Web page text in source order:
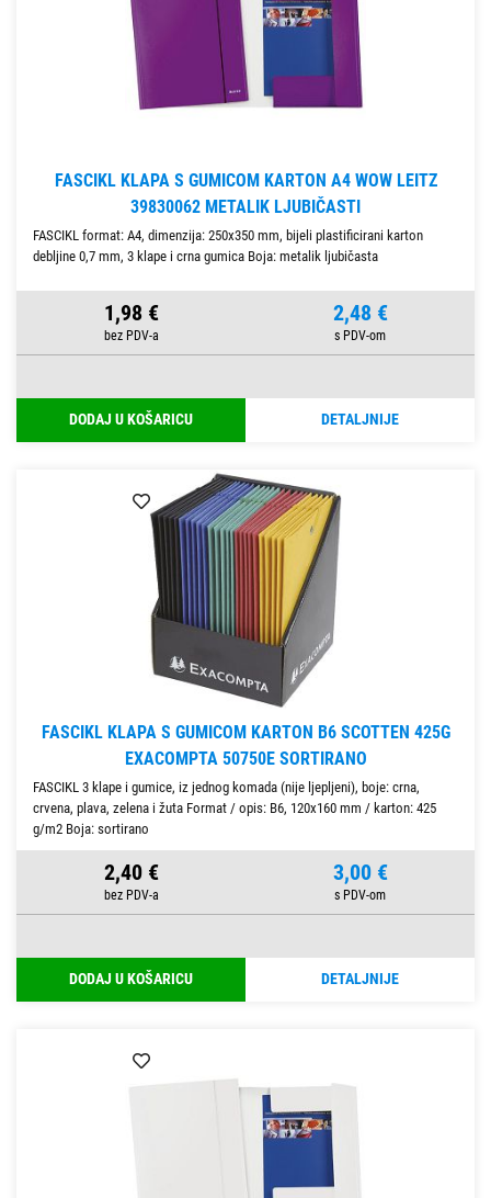
FASCIKL KLAPA S GUMICOM KARTON A4 WOW LEITZ
39830062 METALIK LJUBIČASTI
FASCIKL format: A4, dimenzija: 250x350 mm, bijeli plastificirani karton
debljine 0,7 mm, 3 klape i crna gumica Boja: metalik ljubičasta
1,98 € 2,48 €
DODAJ U KOŠARICU DETALJNIJE
FASCIKL KLAPA S GUMICOM KARTON B6 SCOTTEN 425G
EXACOMPTA 50750E SORTIRANO
FASCIKL 3 klape i gumice, iz jednog komada (nije ljepljeni), boje: crna,
crvena, plava, zelena i žuta Format / opis: B6, 120x160 mm / karton: 425
g/m2 Boja: sortirano
2,40 € 3,00 €
DODAJ U KOŠARICU DETALJNIJE